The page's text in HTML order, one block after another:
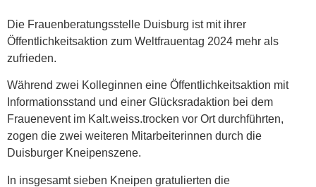
Die Frauenberatungsstelle Duisburg ist mit ihrer
Öffentlichkeitsaktion zum Weltfrauentag 2024 mehr als
zufrieden.
Während zwei Kolleginnen eine Öffentlichkeitsaktion mit
Informationsstand und einer Glücksradaktion bei dem
Frauenevent im Kalt.weiss.trocken vor Ort durchführten,
zogen die zwei weiteren Mitarbeiterinnen durch die
Duisburger Kneipenszene.
In insgesamt sieben Kneipen gratulierten die